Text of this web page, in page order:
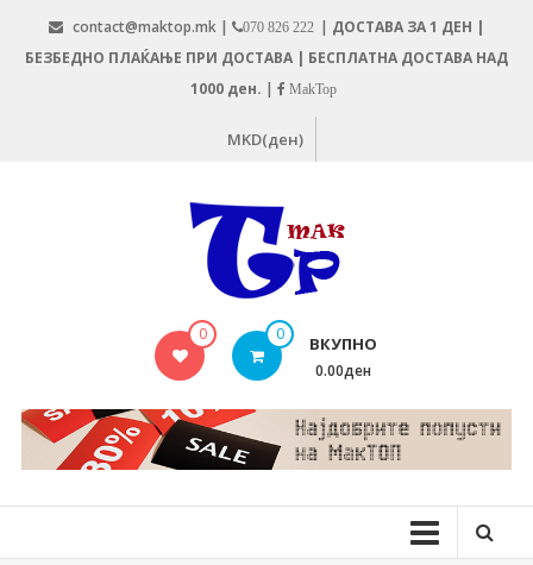
content
contact@maktop.mk | 070 826 222 | ДОСТАВА ЗА 1 ДЕН |
БЕЗБЕДНО ПЛАЌАЊЕ ПРИ ДОСТАВА | БЕСПЛАТНА ДОСТАВА НАД
1000 ден. | MakTop
MKD(ден)
MAKTOP.MK
0 0 ВКУПНО
0.00ден